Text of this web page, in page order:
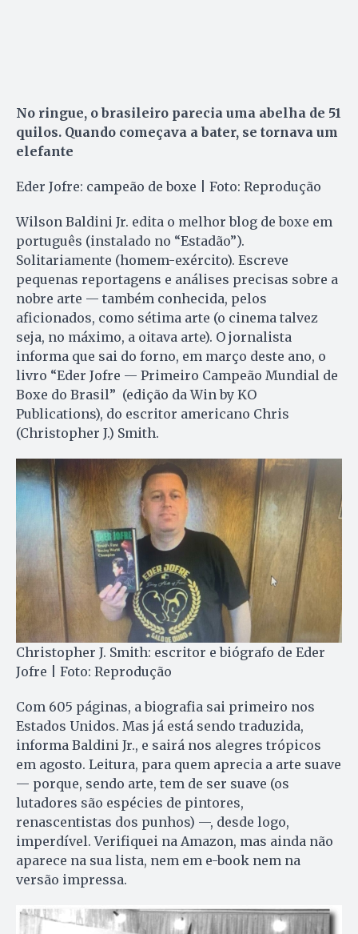
No ringue, o brasileiro parecia uma abelha de 51
quilos. Quando começava a bater, se tornava um
elefante
Eder Jofre: campeão de boxe | Foto: Reprodução
Wilson Baldini Jr. edita o melhor blog de boxe em
português (instalado no “Estadão”).
Solitariamente (homem-exército). Escreve
pequenas reportagens e análises precisas sobre a
nobre arte — também conhecida, pelos
aficionados, como sétima arte (o cinema talvez
seja, no máximo, a oitava arte). O jornalista
informa que sai do forno, em março deste ano, o
livro “Eder Jofre — Primeiro Campeão Mundial de
Boxe do Brasil” (edição da Win by KO
Publications), do escritor americano Chris
(Christopher J.) Smith.
Christopher J. Smith: escritor e biógrafo de Eder
Jofre | Foto: Reprodução
Com 605 páginas, a biografia sai primeiro nos
Estados Unidos. Mas já está sendo traduzida,
informa Baldini Jr., e sairá nos alegres trópicos
em agosto. Leitura, para quem aprecia a arte suave
— porque, sendo arte, tem de ser suave (os
lutadores são espécies de pintores,
renascentistas dos punhos) —, desde logo,
imperdível. Verifiquei na Amazon, mas ainda não
aparece na sua lista, nem em e-book nem na
versão impressa.